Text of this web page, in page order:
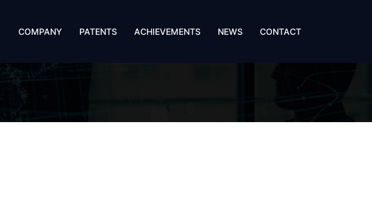
COMPANY PATENTS ACHIEVEMENTS NEWS CONTACT